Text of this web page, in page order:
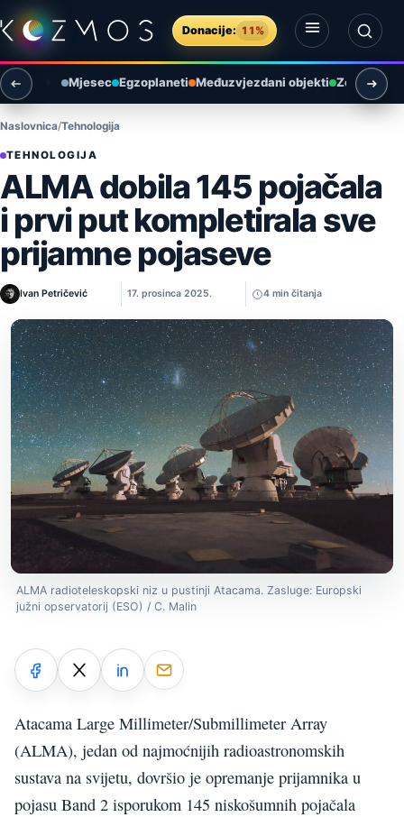
Preskoči na sadržaj
Donacije: 11%
Otvori izbornik
Otvori pretragu
Mjesec Egzoplaneti Međuzvjezdani objekti Zemlja i
Naslovnica Tehnologija
TEHNOLOGIJA
ALMA dobila 145 pojačala
i prvi put kompletirala sve
prijamne pojaseve
Ivan Petričević 17. prosinca 2025. 4 min čitanja
ALMA radioteleskopski niz u pustinji Atacama. Zasluge: Europski
južni opservatorij (ESO) / C. Malin
Atacama Large Millimeter/Submillimeter Array
(ALMA), jedan od najmoćnijih radioastronomskih
sustava na svijetu, dovršio je opremanje prijamnika u
pojasu Band 2 isporukom 145 niskošumnih pojačala